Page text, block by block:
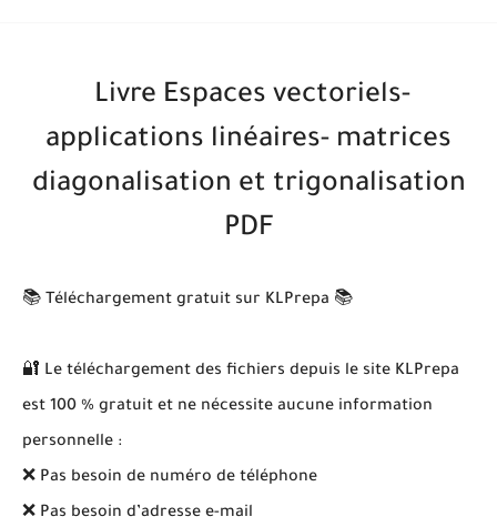
Livre Espaces vectoriels-
applications linéaires- matrices
diagonalisation et trigonalisation
PDF
📚 Téléchargement gratuit sur KLPrepa 📚
🔐 Le téléchargement des fichiers depuis le site KLPrepa
est 100 % gratuit et ne nécessite aucune information
personnelle :
❌ Pas besoin de numéro de téléphone
❌ Pas besoin d’adresse e-mail